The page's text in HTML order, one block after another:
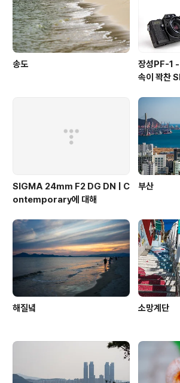
송도
장성PF-1 -
속이 꽉찬
SIGMA 24mm F2 DG DN | C
ontemporary에 대해
부산
해질녘 소망계단